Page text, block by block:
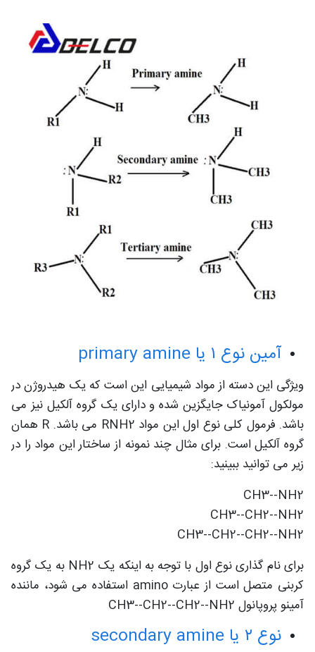
آمین نوع ۱ یا primary amine
ویژگی این دسته از مواد شیمیایی این است که یک هیدروژن در
مولکول آمونیاک جایگزین شده و دارای یک گروه آلکیل نیز می
باشد. فرمول کلی نوع اول این مواد RNH2 می باشد. R همان
گروه آلکیل است. برای مثال چند نمونه از ساختار این مواد را در
زیر می توانید ببینید:
CH3--NH2
CH3--CH2--NH2
CH3--CH2--CH2--NH2
برای نام گذاری نوع اول با توجه به اینکه یک NH2 به یک گروه
کربنی متصل است از عبارت amino استفاده می شود، ماننده
آمینو پروپانول CH3--CH2--CH2--NH2
نوع ۲ یا secondary amine